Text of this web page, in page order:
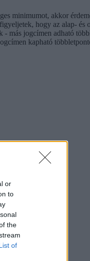
or
to
the
of
minimumot, akkor
hogy az alap- és
más jogcímen adható
kapható